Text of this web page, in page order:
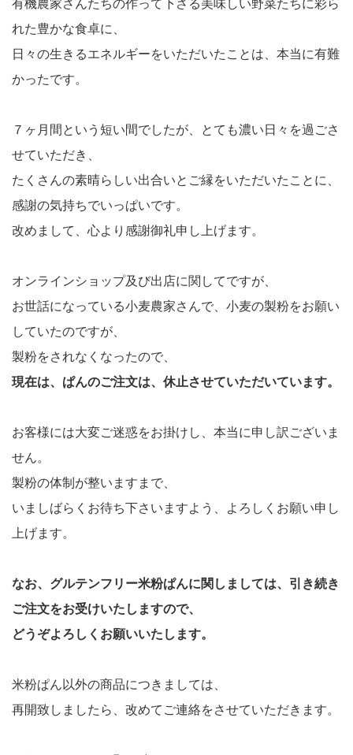
有機農家さんたちの作って下さる美味しい野菜たちに彩ら
れた豊かな食卓に、
日々の生きるエネルギーをいただいたことは、本当に有難
かったです。
７ヶ月間という短い間でしたが、とても濃い日々を過ごさ
せていただき、
たくさんの素晴らしい出合いとご縁をいただいたことに、
感謝の気持ちでいっぱいです。
改めまして、心より感謝御礼申し上げます。
オンラインショップ及び出店に関してですが、
お世話になっている小麦農家さんで、小麦の製粉をお願い
していたのですが、
製粉をされなくなったので、
現在は、ぱんのご注文は、休止させていただいています。
お客様には大変ご迷惑をお掛けし、本当に申し訳ございま
せん。
製粉の体制が整いますまで、
いましばらくお待ち下さいますよう、よろしくお願い申し
上げます。
なお、グルテンフリー米粉ぱんに関しましては、引き続き
ご注文をお受けいたしますので、
どうぞよろしくお願いいたします。
米粉ぱん以外の商品につきましては、
再開致しましたら、改めてご連絡をさせていただきます。